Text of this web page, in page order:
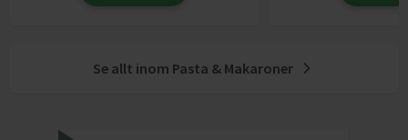
Se allt inom Pasta & Makaroner